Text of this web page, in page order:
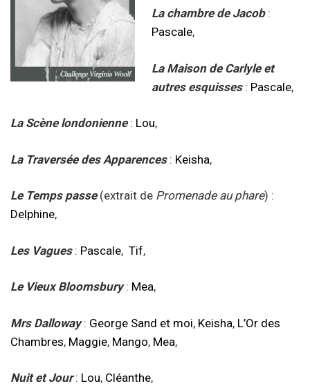
La chambre de Jacob:
Pascale,
La Maison de Carlyle et
autres esquisses: Pascale,
La Scène londonienne: Lou,
La Traversée des Apparences: Keisha,
Le Temps passe(extrait de Promenade au phare) :
Delphine,
Les Vagues: Pascale, Tif,
Le Vieux Bloomsbury: Mea,
Mrs Dalloway: George Sand et moi, Keisha, L’Or des
Chambres, Maggie, Mango, Mea,
Nuit et Jour: Lou, Cléanthe,